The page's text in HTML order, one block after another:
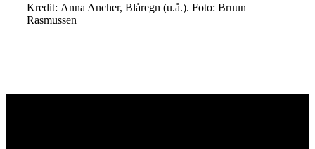
Kredit: Anna Ancher, Blåregn (u.å.). Foto: Bruun
Rasmussen